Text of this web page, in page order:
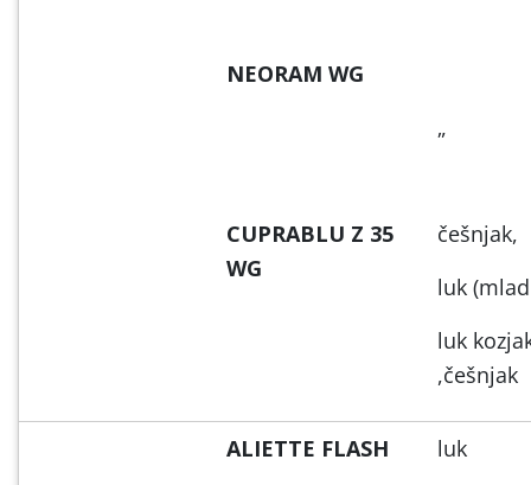
NEORAM WG
CUPRABLU Z 35
WG
„
češnjak,
luk
luk
,češnjak
ALIETTE FLASH luk